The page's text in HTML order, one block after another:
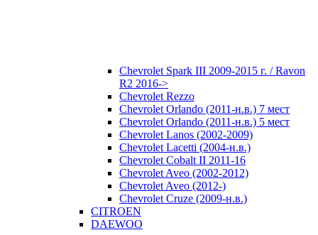
Chevrolet Spark III 2009-2015 г. / Ravon
R2 2016->
Chevrolet Rezzo
Chevrolet Orlando (2011-н.в.) 7 мест
Chevrolet Orlando (2011-н.в.) 5 мест
Chevrolet Lanos (2002-2009)
Chevrolet Lacetti (2004-н.в.)
Chevrolet Cobalt II 2011-16
Chevrolet Aveo (2002-2012)
Chevrolet Aveo (2012-)
Chevrolet Cruze (2009-н.в.)
CITROEN
DAEWOO